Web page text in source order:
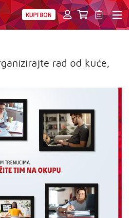
KUPI BON
rad od kuće,